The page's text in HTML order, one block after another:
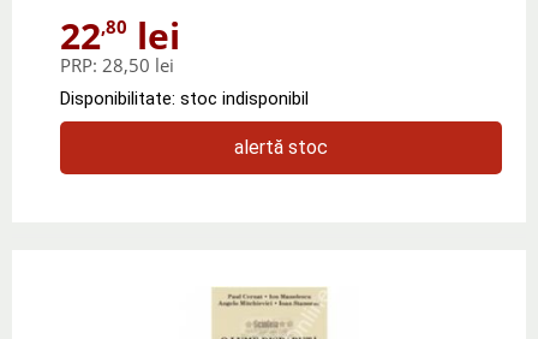
22,80 lei
PRP: 28,50 lei
Disponibilitate: stoc indisponibil
alertă stoc